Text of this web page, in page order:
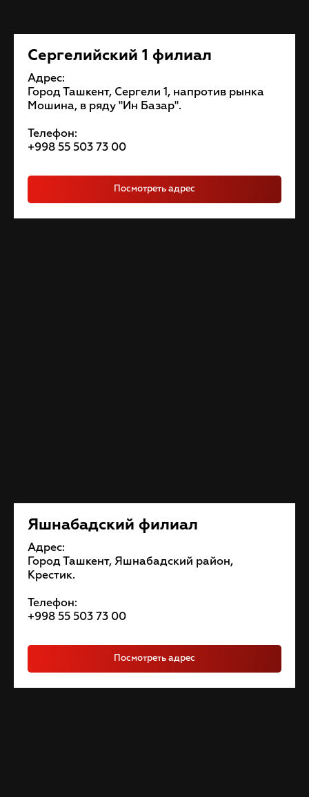
Сергелийский 1 филиал
Адрес:
Город Ташкент, Сергели 1, напротив рынка
Мошина, в ряду "Ин Базар".
Телефон:
+998 55 503 73 00
Посмотреть адрес
Яшнабадский филиал
Адрес:
Город Ташкент, Яшнабадский район,
Крестик.
Телефон:
+998 55 503 73 00
Посмотреть адрес